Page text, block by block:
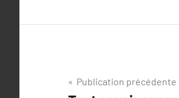
Navigation
Publication précédente